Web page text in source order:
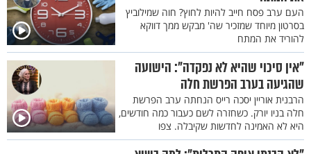
העם ערב פסח חייב להיות לחוץ? חוה שמילוביץ
בסרטון מיוחד שמזכיר שה' מבקש ממך דווקא
להוריד את המתח
"אין סיכוי שהיא לא נפקדה": הישועה
שהגיעה בערב הפרשת חלה
הרבנית אוריין יסכה רייס הנחתה ערב הפרשת
חלה בניו יורק. כשחזרה לשם כעבור כמה חודשים,
היא לא האמינה לחדשות שקיבלה. צפו